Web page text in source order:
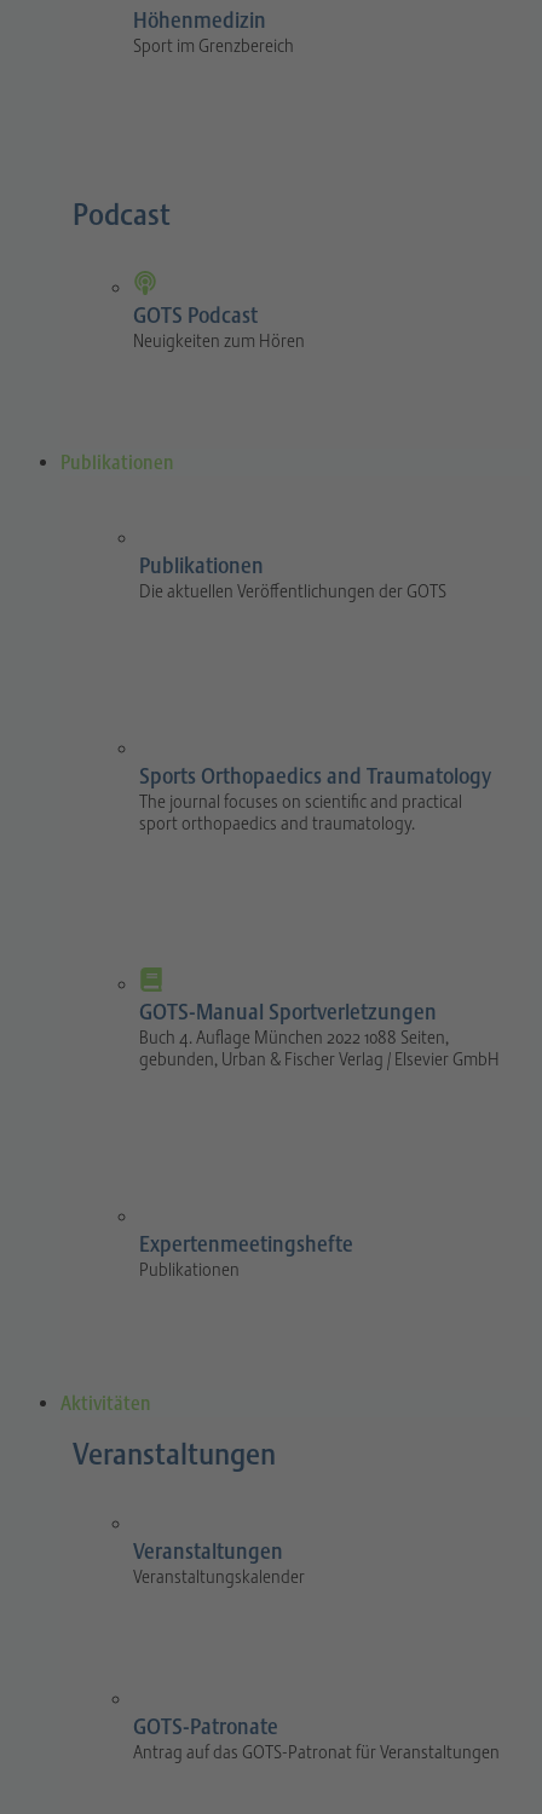
Höhenmedizin
Sport im Grenzbereich
Podcast
GOTS Podcast
Neuigkeiten zum Hören
Publikationen
Publikationen
Die aktuellen Veröffentlichungen der GOTS
Sports Orthopaedics and Traumatology
The journal focuses on scientific and practical
sport orthopaedics and traumatology.
GOTS-Manual Sportverletzungen
Buch 4. Auflage München 2022 1088 Seiten,
gebunden, Urban & Fischer Verlag / Elsevier GmbH
Expertenmeetingshefte
Publikationen
Aktivitäten
Veranstaltungen
Veranstaltungen
Veranstaltungskalender
GOTS-Patronate
Antrag auf das GOTS-Patronat für Veranstaltungen